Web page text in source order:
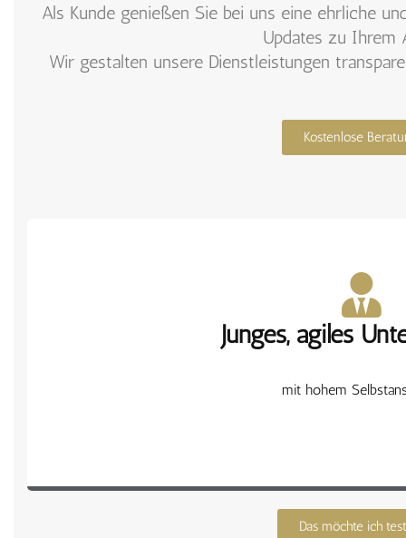
Als Kunde genießen Sie bei uns eine ehrliche
Updates zu Ihrem
Wir gestalten unsere Dienstleistungen
Kostenlose
Junges, agiles
mit hohem
für Ihren
schnell, zuverlässig und
Das möchte ich